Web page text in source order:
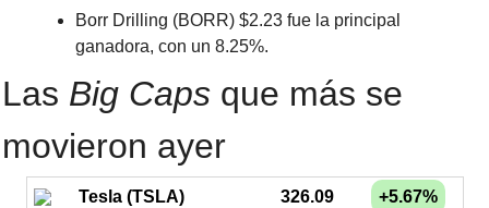
Borr Drilling (BORR) $2.23 fue la principal
ganadora, con un 8.25%.
Las Big Caps que más se
movieron ayer
Tesla (TSLA) 326.09 +5.67%